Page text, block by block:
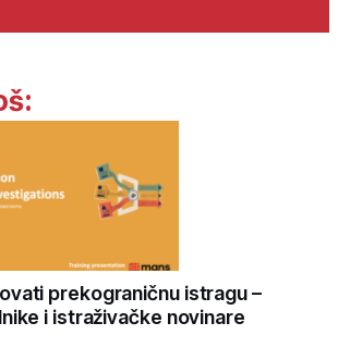
prekograničnu istragu –
i istraživačke novinare